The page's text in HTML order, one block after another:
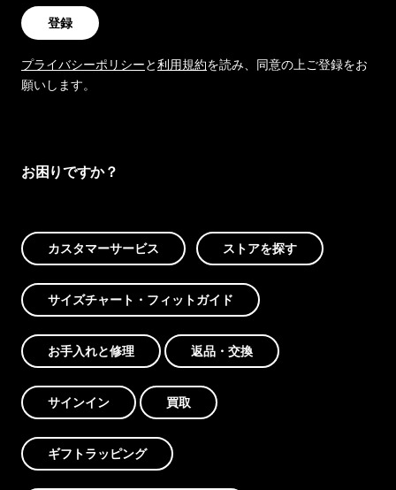
登録
プライバシーポリシーと利用規約を読み、同意の上ご登録をお
願いします。
お困りですか？
カスタマーサービス ストアを探す
サイズチャート・フィットガイド
お手入れと修理 返品・交換
サインイン 買取
ギフトラッピング